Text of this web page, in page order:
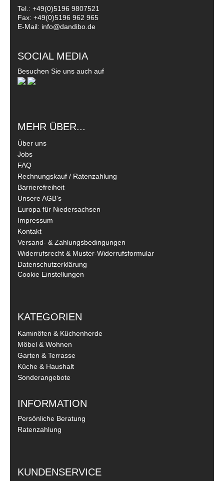
Tel.: +49(0)5196 9807521
Fax: +49(0)5196 962 965
E-Mail: info@dandibo.de
SOCIAL MEDIA
Besuchen Sie uns auch auf
MEHR ÜBER...
Über uns
Jobs
FAQ
Rechnungskauf / Ratenzahlung
Barrierefreiheit
Unsere AGB's
Europa für Niedersachsen
Impressum
Kontakt
Versand- & Zahlungsbedingungen
Widerrufsrecht & Muster-Widerrufsformular
Datenschutzerklärung
Cookie Einstellungen
KATEGORIEN
Kaminöfen & Küchenherde
Möbel & Wohnen
Garten & Terrasse
Küche & Haushalt
Sonderangebote
INFORMATION
Persönliche Beratung
Ratenzahlung
KUNDENSERVICE